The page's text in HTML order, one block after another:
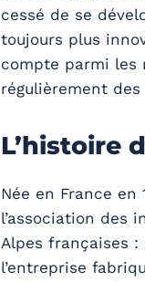
cessé de se
toujours plus
compte parmi les
régulièrement
L’histoire
Née en France
l’association des
Alpes françaises :
l’entreprise